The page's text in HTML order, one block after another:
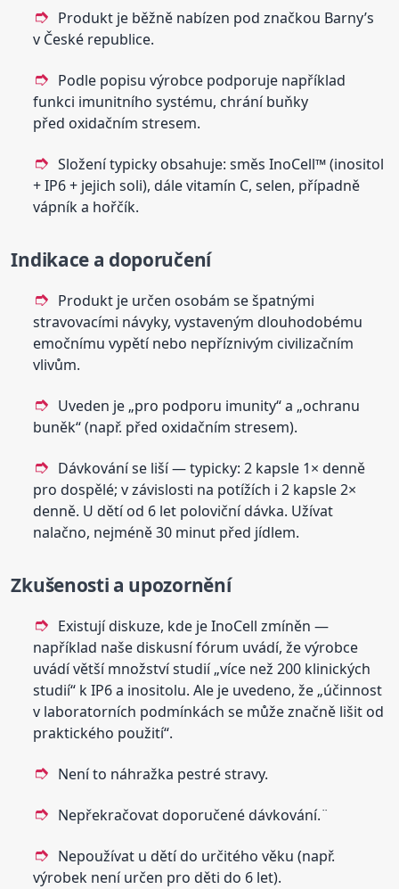
Produkt je běžně nabízen pod značkou Barny’s
v České republice.
Podle popisu výrobce podporuje například
funkci imunitního systému, chrání buňky
před oxidačním stresem.
Složení typicky obsahuje: směs InoCell™ (inositol
+ IP6 + jejich soli), dále vitamín C, selen, případně
vápník a hořčík.
Indikace a doporučení
Produkt je určen osobám se špatnými
stravovacími návyky, vystaveným dlouhodobému
emočnímu vypětí nebo nepříznivým civilizačním
vlivům.
Uveden je „pro podporu imunity“ a „ochranu
buněk“ (např. před oxidačním stresem).
Dávkování se liší — typicky: 2 kapsle 1× denně
pro dospělé; v závislosti na potížích i 2 kapsle 2×
denně. U dětí od 6 let poloviční dávka. Užívat
nalačno, nejméně 30 minut před jídlem.
Zkušenosti a upozornění
Existují diskuze, kde je InoCell zmíněn —
například naše diskusní fórum uvádí, že výrobce
uvádí větší množství studií „více než 200 klinických
studií“ k IP6 a inositolu. Ale je uvedeno, že „účinnost
v laboratorních podmínkách se může značně lišit od
praktického použití“.
Není to náhražka pestré stravy.
Nepřekračovat doporučené dávkování.¨
Nepoužívat u dětí do určitého věku (např.
výrobek není určen pro děti do 6 let).